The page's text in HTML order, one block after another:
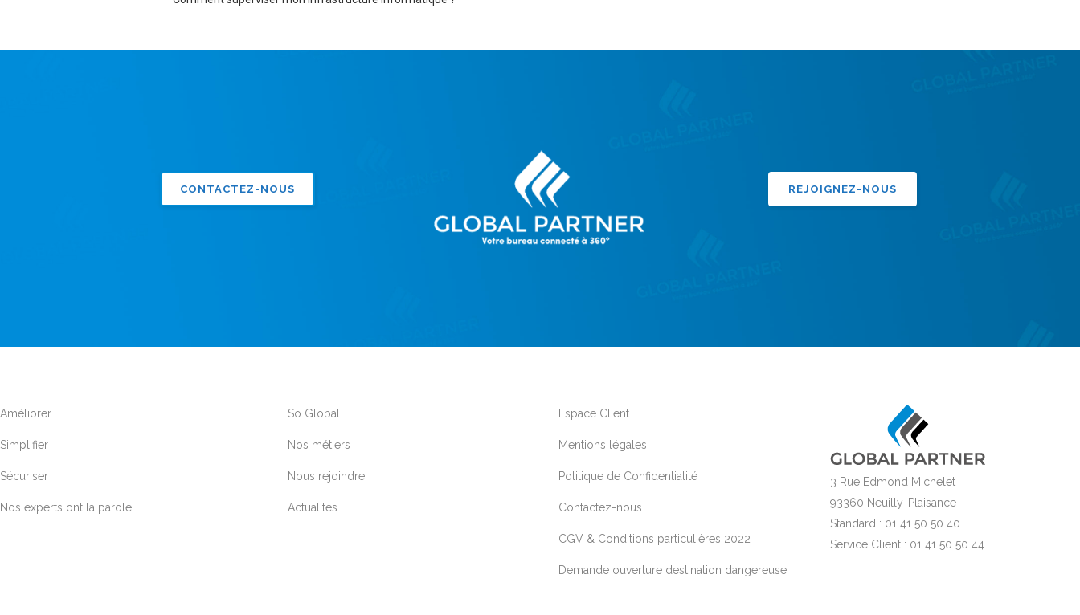
CONTACTEZ-NOUS REJOIGNEZ-NOUS
Améliorer
Simplifier
Sécuriser
Nos experts ont la parole
So Global
Nos métiers
Nous rejoindre
Actualités
Espace Client
Mentions légales
Politique de Confidentialité
Contactez-nous
CGV & Conditions particulières 2022
Demande ouverture destination dangereuse
3 Rue Edmond Michelet
93360 Neuilly-Plaisance
Standard : 01 41 50 50 40
Service Client : 01 41 50 50 44